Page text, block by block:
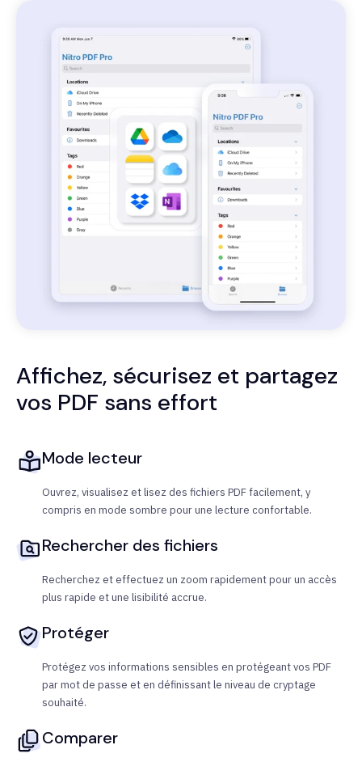
Affichez, sécurisez et partagez
vos PDF sans effort
Mode lecteur
Ouvrez, visualisez et lisez des fichiers PDF facilement, y
compris en mode sombre pour une lecture confortable.
Rechercher des fichiers
Recherchez et effectuez un zoom rapidement pour un accès
plus rapide et une lisibilité accrue.
Protéger
Protégez vos informations sensibles en protégeant vos PDF
par mot de passe et en définissant le niveau de cryptage
souhaité.
Comparer